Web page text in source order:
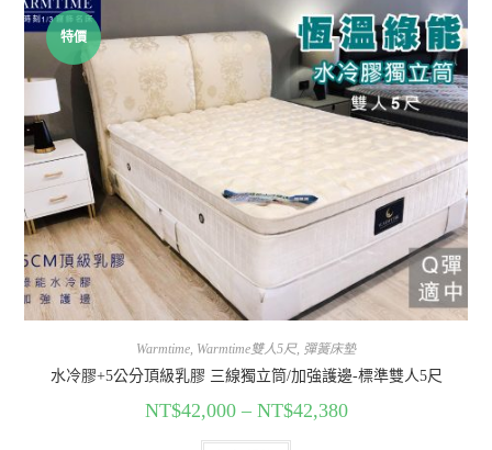
特價
Warmtime, Warmtime雙人5尺, 彈簧床墊
水冷膠+5公分頂級乳膠 三線獨立筒/加強護邊-標準雙人5尺
NT$42,000– NT$42,380